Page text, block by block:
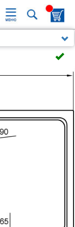
двери и поддоны